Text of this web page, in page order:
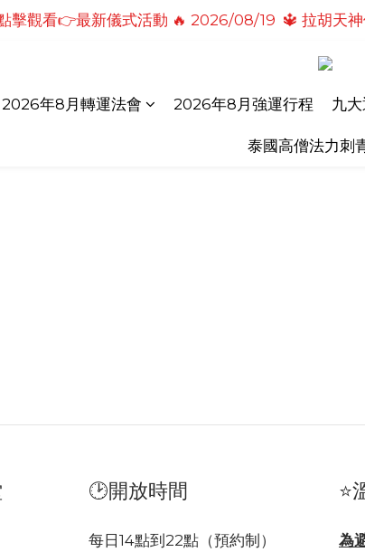
點擊觀看👉最新儀式活動🔥2026/08/19 💗2026七
擊觀看👉最新儀式活動 🔥 2026/08/19  🔱 拉胡天
點擊觀看👉最新儀式活動🔥 2026/08/31 💖愛神儀
點擊觀看👉最新儀式活動🔥2026/08/19 💗2026七
2026年8月轉運法會 2026年8月強運行程 九
泰國高僧法力刺
🕑開放時間
每日14點到22點（預約制）
⭐
為